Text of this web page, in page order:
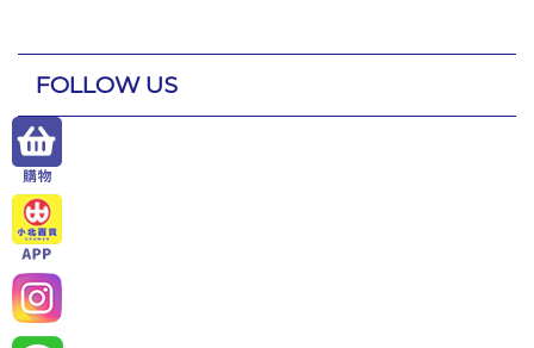
FOLLOW US